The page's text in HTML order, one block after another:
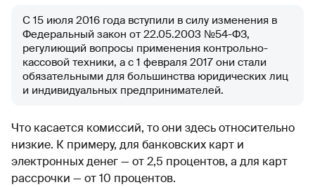
C 15 июля 2016 года вступили в силу изменения в
Федеральный закон от 22.05.2003 №54-ФЗ,
регулиющий вопросы применения контрольно-
кассовой техники, а с 1 февраля 2017 они стали
обязательными для большинства юридических лиц
и индивидуальных предпринимателей.
Что касается комиссий, то они здесь относительно
низкие. К примеру, для банковских карт и
электронных денег — от 2,5 процентов, а для карт
рассрочки — от 10 процентов.